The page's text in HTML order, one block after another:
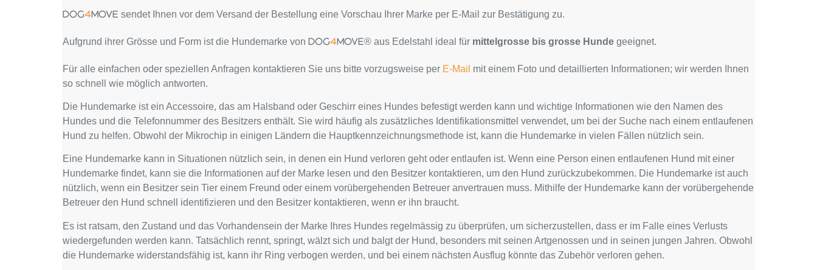
DOG4MOVE sendet Ihnen vor dem Versand der Bestellung eine Vorschau Ihrer Marke per E-Mail zur Bestätigung zu.
Aufgrund ihrer Grösse und Form ist die Hundemarke von DOG4MOVE® aus Edelstahl ideal für mittelgrosse bis grosse Hunde geeignet.
Für alle einfachen oder speziellen Anfragen kontaktieren Sie uns bitte vorzugsweise per E-Mail mit einem Foto und detaillierten Informationen; wir werden Ihnen
so schnell wie möglich antworten.
Die Hundemarke ist ein Accessoire, das am Halsband oder Geschirr eines Hundes befestigt werden kann und wichtige Informationen wie den Namen des
Hundes und die Telefonnummer des Besitzers enthält. Sie wird häufig als zusätzliches Identifikationsmittel verwendet, um bei der Suche nach einem entlaufenen
Hund zu helfen. Obwohl der Mikrochip in einigen Ländern die Hauptkennzeichnungsmethode ist, kann die Hundemarke in vielen Fällen nützlich sein.
Eine Hundemarke kann in Situationen nützlich sein, in denen ein Hund verloren geht oder entlaufen ist. Wenn eine Person einen entlaufenen Hund mit einer
Hundemarke findet, kann sie die Informationen auf der Marke lesen und den Besitzer kontaktieren, um den Hund zurückzubekommen. Die Hundemarke ist auch
nützlich, wenn ein Besitzer sein Tier einem Freund oder einem vorübergehenden Betreuer anvertrauen muss. Mithilfe der Hundemarke kann der vorübergehende
Betreuer den Hund schnell identifizieren und den Besitzer kontaktieren, wenn er ihn braucht.
Es ist ratsam, den Zustand und das Vorhandensein der Marke Ihres Hundes regelmässig zu überprüfen, um sicherzustellen, dass er im Falle eines Verlusts
wiedergefunden werden kann. Tatsächlich rennt, springt, wälzt sich und balgt der Hund, besonders mit seinen Artgenossen und in seinen jungen Jahren. Obwohl
die Hundemarke widerstandsfähig ist, kann ihr Ring verbogen werden, und bei einem nächsten Ausflug könnte das Zubehör verloren gehen.